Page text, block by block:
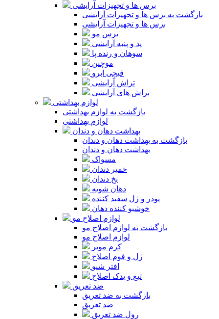
برس ها و تجهیزات آرایشی
بازگشت به برس ها و تجهیزات آرایشی
برس ها و تجهیزات آرایشی
برس مو
پد و پنبه آرایشی
سوهان و رنده پا
موچین
قیچی ابرو
تراش آرایشی
براش های آرایشی
لوازم بهداشتی
بازگشت به لوازم بهداشتی
لوازم بهداشتی
بهداشت دهان و دندان
بازگشت به بهداشت دهان و دندان
بهداشت دهان و دندان
مسواک
خمیر دندان
نخ دندان
دهان شویه
پودر و ژل سفید کننده
خوشبو کننده دهان
لوازم اصلاح مو
بازگشت به لوازم اصلاح مو
لوازم اصلاح مو
کرم موبر
ژل و فوم اصلاح
افتر شیو
تیغ و یدک اصلاح
ضد تعریق
بازگشت به ضد تعریق
ضد تعریق
رول ضد تعریق